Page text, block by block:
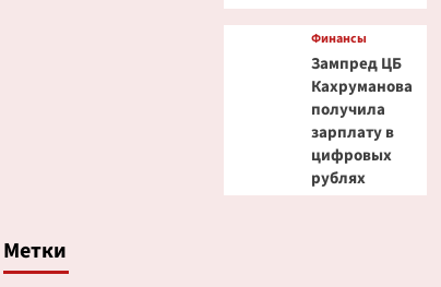
Финансы
Зампред ЦБ
Кахруманова
получила
зарплату в
цифровых
рублях
Метки